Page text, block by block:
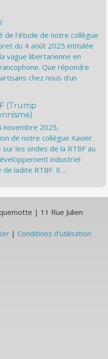
de l’étude de notre collègue
du 4 août 2025 intitulée
vague libertarienne en
Que répondre
chez nous d’un
(Trump
novembre 2025,
de notre collègue Xavier
sur les ondes de la RTBF au
industriel
ladite RTBF. Il ...
| 11 Rue Julien
|Conditions d'utilisation